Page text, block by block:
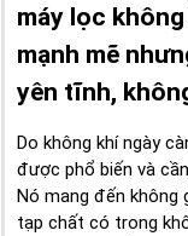
máy lọc
mạnh mẽ
yên tĩnh,
Do không khí ngày
được phổ biến và
Nó mang đến không
tạp chất có trong